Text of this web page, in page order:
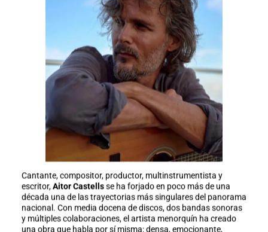
Cantante, compositor, productor, multinstrumentista y
escritor, Aitor Castellsse ha forjado en poco más de una
década una de las trayectorias más singulares del panorama
nacional. Con media docena de discos, dos bandas sonoras
y múltiples colaboraciones, el artista menorquín ha creado
una obra que habla por sí misma: densa, emocionante,